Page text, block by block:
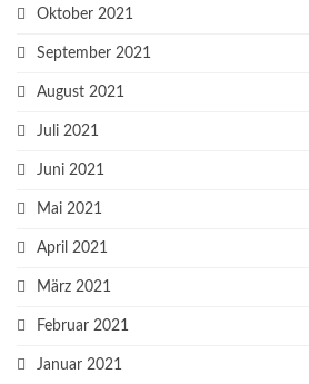
Oktober 2021
September 2021
August 2021
Juli 2021
Juni 2021
Mai 2021
April 2021
März 2021
Februar 2021
Januar 2021